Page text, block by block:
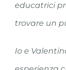
educatrici
trovare un
Io e